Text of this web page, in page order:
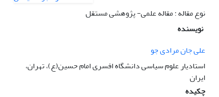
نوع مقاله : مقاله علمی- پژوهشی مستقل
نویسنده
علی جان مرادی جو
استادیار علوم سیاسی دانشگاه افسری امام حسین(ع)، تهران،
ایران
چکیده